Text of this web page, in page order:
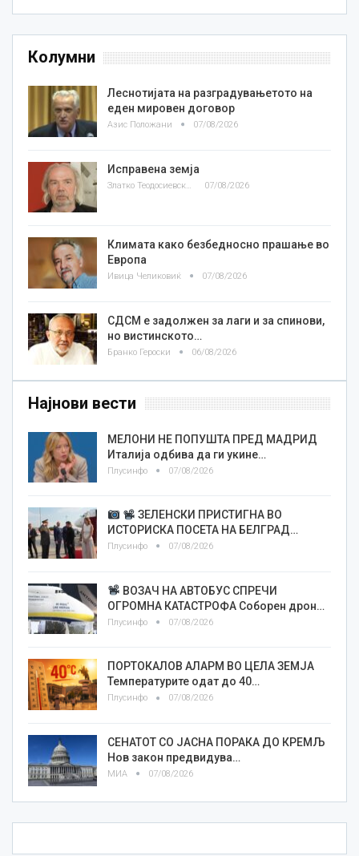
Колумни
Леснотијата на разградувањетото на
еден мировен договор
Азис Положани 07/08/2026
Исправена земја
Златко Теодосиевски 07/08/2026
Климата како безбедносно прашање во
Европа
Ивица Челиковиќ 07/08/2026
СДСМ е задолжен за лаги и за спинови,
но вистинското…
Бранко Героски 06/08/2026
Најнови вести
МЕЛОНИ НЕ ПОПУШТА ПРЕД МАДРИД
Италија одбива да ги укине…
Плусинфо 07/08/2026
ЗЕЛЕНСКИ ПРИСТИГНА ВО
ИСТОРИСКА ПОСЕТА НА БЕЛГРАД…
Плусинфо 07/08/2026
ВОЗАЧ НА АВТОБУС СПРЕЧИ
ОГРОМНА КАТАСТРОФА Соборен дрон…
Плусинфо 07/08/2026
ПОРТОКАЛОВ АЛАРМ ВО ЦЕЛА ЗЕМЈА
Температурите одат до 40…
Плусинфо 07/08/2026
СЕНАТОТ СО ЈАСНА ПОРАКА ДО КРЕМЉ
Нов закон предвидува…
МИА 07/08/2026